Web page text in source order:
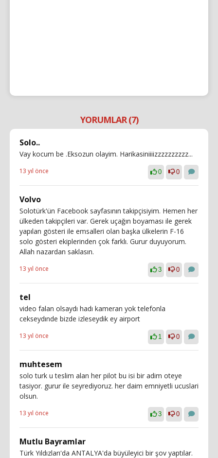
YORUMLAR (7)
Solo..
Vay kocum be .Eksozun olayim. Harikasiniiiizzzzzzzzzz...
13 yıl önce 0 0
Volvo
Solotürk'ün Facebook sayfasının takipçisiyim. Hemen her
ülkeden takipçileri var. Gerek uçağın boyaması ile gerek
yapılan gösteri ile emsalleri olan başka ülkelerin F-16
solo gösteri ekiplerinden çok farklı. Gurur duyuyorum.
Allah nazardan saklasın.
13 yıl önce 3 0
tel
video falan olsaydı hadı kameran yok telefonla
cekseydınde bizde izleseydik ey airport
13 yıl önce 1 0
muhtesem
solo turk u teslim alan her pilot bu isi bir adim oteye
tasiyor. gurur ile seyrediyoruz. her daim emniyetli ucuslari
olsun.
13 yıl önce 3 0
Mutlu Bayramlar
Türk Yıldızları'da ANTALYA'da büyüleyici bir şov yaptılar.